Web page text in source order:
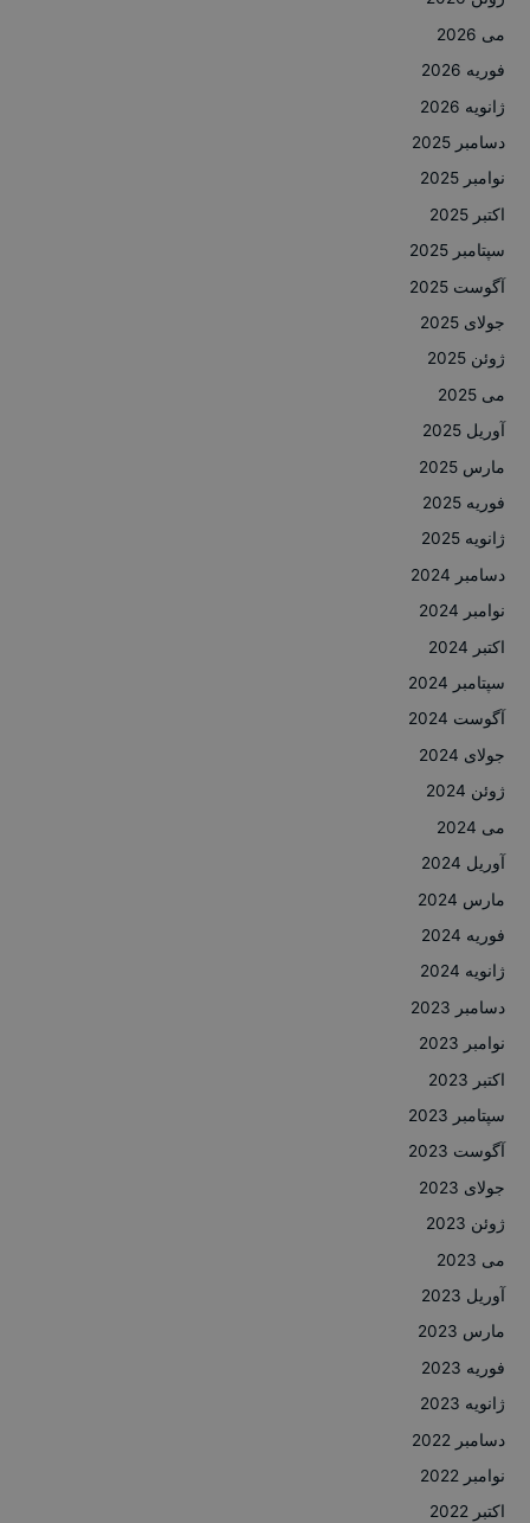
می 2026
فوریه 2026
ژانویه 2026
دسامبر 2025
نوامبر 2025
اکتبر 2025
سپتامبر 2025
آگوست 2025
جولای 2025
ژوئن 2025
می 2025
آوریل 2025
مارس 2025
فوریه 2025
ژانویه 2025
دسامبر 2024
نوامبر 2024
اکتبر 2024
سپتامبر 2024
آگوست 2024
جولای 2024
ژوئن 2024
می 2024
آوریل 2024
مارس 2024
فوریه 2024
ژانویه 2024
دسامبر 2023
نوامبر 2023
اکتبر 2023
سپتامبر 2023
آگوست 2023
جولای 2023
ژوئن 2023
می 2023
آوریل 2023
مارس 2023
فوریه 2023
ژانویه 2023
دسامبر 2022
نوامبر 2022
اکتبر 2022